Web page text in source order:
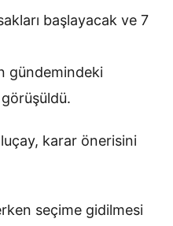
başlayacak ve 7
gündemindeki
karar önerisini
seçime gidilmesi